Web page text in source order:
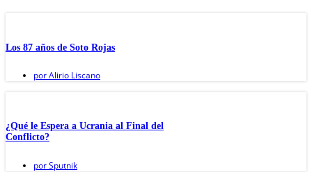
Los 87 años de Soto Rojas
porAlirio Liscano
¿Qué le Espera a Ucrania al Final del
Conflicto?
porSputnik